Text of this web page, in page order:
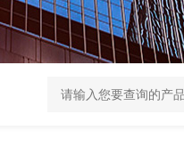
HANTECH Auto Bar Coater